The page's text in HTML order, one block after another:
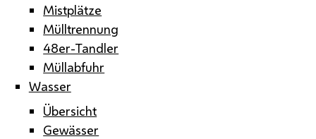
Mistplätze
Mülltrennung
48er-Tandler
Müllabfuhr
Wasser
Übersicht
Gewässer